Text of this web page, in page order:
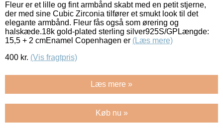
Fleur er et lille og fint armbånd skabt med en petit stjerne,
der med sine Cubic Zirconia tilfører et smukt look til det
elegante armbånd. Fleur fås også som ørering og
halskæde.18k gold-plated sterling silver925S/GPLængde:
15,5 + 2 cmEnamel Copenhagen er (Læs mere)
400 kr. (Vis fragtpris)
Læs mere »
Køb nu »